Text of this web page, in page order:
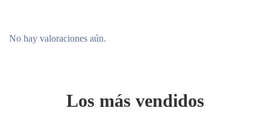
No hay valoraciones aún.
Los más vendidos